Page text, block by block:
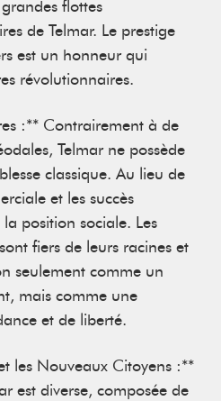
flottes
de Telmar. Le prestige
est un honneur qui
révolutionnaires.
:** Contrairement à de
Telmar ne possède
classique. Au lieu de
et les succès
position sociale. Les
fiers de leurs racines et
seulement comme un
mais comme une
et de liberté.
les Nouveaux Citoyens :**
est diverse, composée de